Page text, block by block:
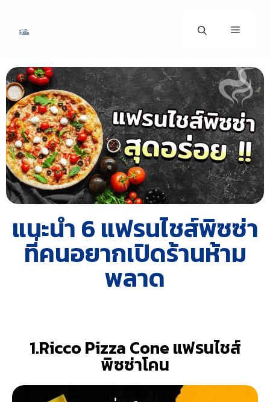
แนะนำ 6 แฟรนไชส์พิซซ่า
ที่คนอยากเปิดร้านห้าม
พลาด
1.Ricco Pizza Cone แฟรนไชส์
พิซซ่าโคน